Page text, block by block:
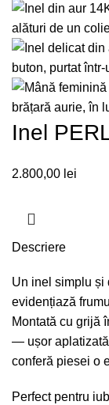
Inel
2.800,00 lei
Descriere
Un inel simplu și
evidențiază
Montată cu grijă
— ușor
conferă piesei o
Perfect pentru